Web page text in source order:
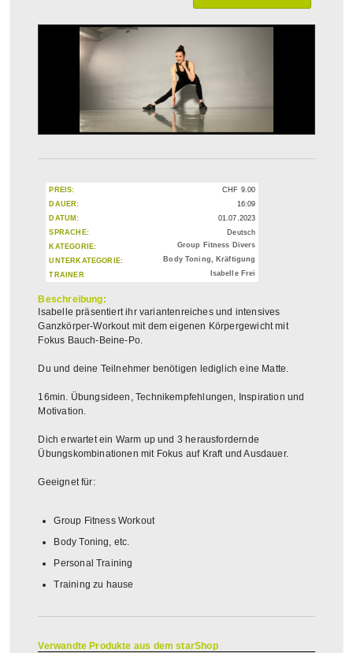
PREIS: 9.00
CHF
DAUER:
16:09
DATUM:
01.07.2023
SPRACHE:
Deutsch
KATEGORIE:
Group Fitness Divers
UNTERKATEGORIE:
Body Toning, Kräftigung
TRAINER
Isabelle Frei
Beschreibung:
Isabelle präsentiert ihr variantenreiches und intensives
Ganzkörper-Workout mit dem eigenen Körpergewicht mit
Fokus Bauch-Beine-Po.
Du und deine Teilnehmer benötigen lediglich eine Matte.
16min. Übungsideen, Technikempfehlungen, Inspiration und
Motivation.
Dich erwartet ein Warm up und 3 herausfordernde
Übungskombinationen mit Fokus auf Kraft und Ausdauer.
Geeignet für:
Group Fitness Workout
Body Toning, etc.
Personal Training
Training zu hause
Verwandte Produkte aus dem starShop